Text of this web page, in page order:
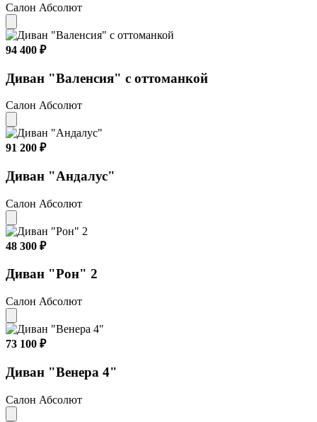
Салон Абсолют
94 400 ₽
Диван "Валенсия" с оттоманкой
Салон Абсолют
91 200 ₽
Диван "Андалус"
Салон Абсолют
48 300 ₽
Диван "Рон" 2
Салон Абсолют
73 100 ₽
Диван "Венера 4"
Салон Абсолют